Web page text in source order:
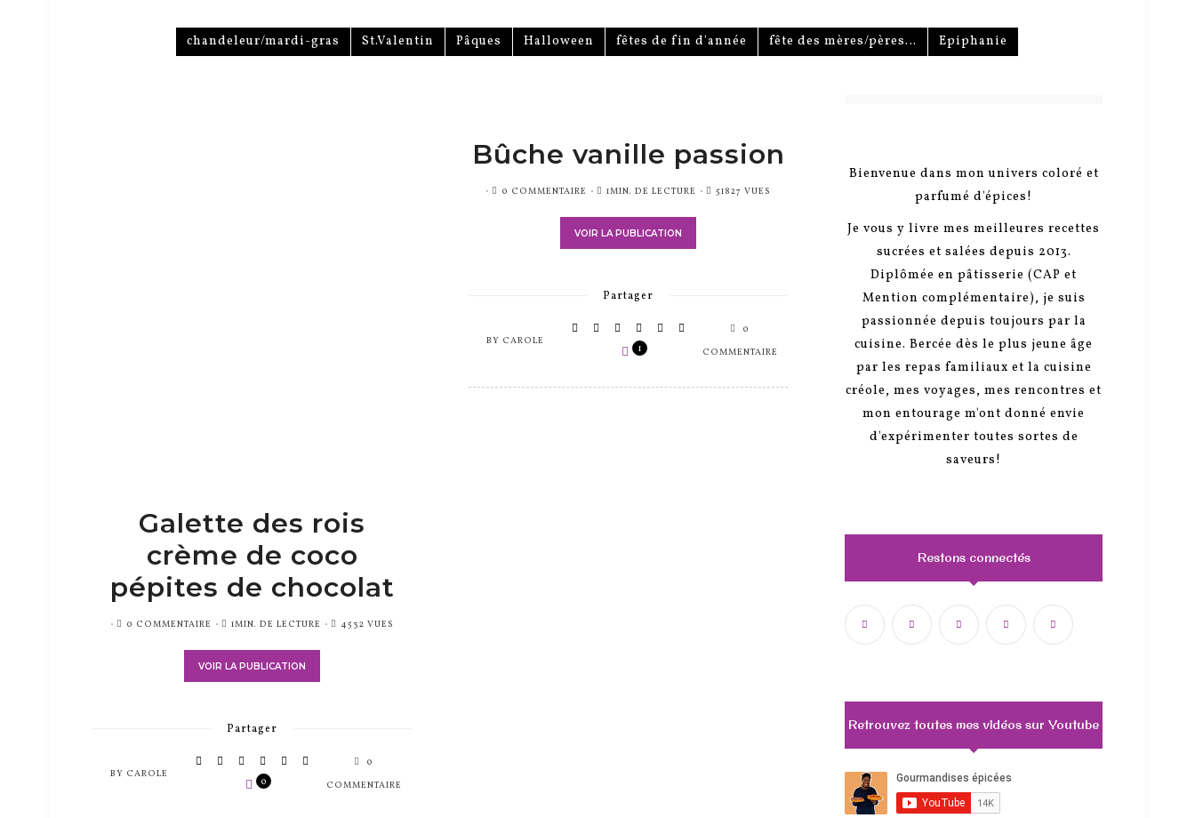
chandeleur/mardi-gras St.Valentin Pâques Halloween fêtes de fin d'année fête des mères/pères… Epiphanie
Bûche vanille passion
PUBLIÉ0 COMMENTAIRE 1MIN. DE LECTURE 51827 VUES
VOIR LA PUBLICATION
Partager
BY CAROLE
1
0
COMMENTAIRE
Galette des rois
crème de coco
pépites de chocolat
PUBLIÉ0 COMMENTAIRE 1MIN. DE LECTURE 4532 VUES
VOIR LA PUBLICATION
Partager
BY CAROLE
0
0
COMMENTAIRE
Bienvenue dans mon univers coloré et
parfumé d'épices!
Je vous y livre mes meilleures recettes
sucrées et salées depuis 2013.
Diplômée en pâtisserie (CAP et
Mention complémentaire), je suis
passionnée depuis toujours par la
cuisine. Bercée dès le plus jeune âge
par les repas familiaux et la cuisine
créole, mes voyages, mes rencontres et
mon entourage m'ont donné envie
d'expérimenter toutes sortes de
saveurs!
Restons connectés
Retrouvez toutes mes vidéos sur Youtube